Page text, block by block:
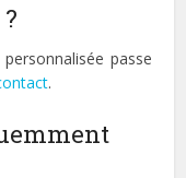
passe
.